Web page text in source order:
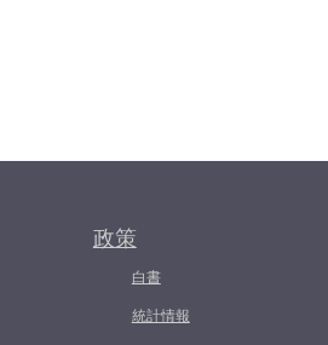
政策
白書
統計情報